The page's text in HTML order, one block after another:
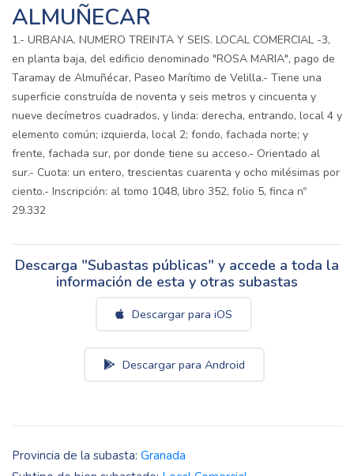
ALMUÑECAR
1.- URBANA. NUMERO TREINTA Y SEIS. LOCAL COMERCIAL -3,
en planta baja, del edificio denominado "ROSA MARIA", pago de
Taramay de Almuñécar, Paseo Marítimo de Velilla.- Tiene una
superficie construída de noventa y seis metros y cincuenta y
nueve decímetros cuadrados, y linda: derecha, entrando, local 4 y
elemento común; izquierda, local 2; fondo, fachada norte; y
frente, fachada sur, por donde tiene su acceso.- Orientado al
sur.- Cuota: un entero, trescientas cuarenta y ocho milésimas por
ciento.- Inscripción: al tomo 1048, libro 352, folio 5, finca nº
29.332
Descarga "Subastas públicas" y accede a toda la
información de esta y otras subastas
Descargar para iOS
Descargar para Android
Provincia de la subasta: Granada